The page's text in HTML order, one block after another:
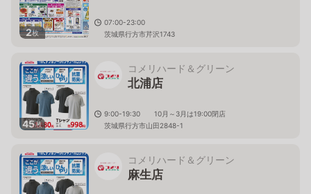
2枚
07:00-23:00
茨城県行方市芹沢1743
45枚
コメリハード＆グリーン
北浦店
9:00-19:30 10月～3月は19:00閉店
茨城県行方市山田2848-1
コメリハード＆グリーン
麻生店